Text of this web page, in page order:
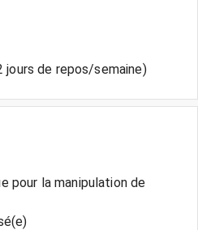
1 samedi sur 2 travaillé (2 jours de repos/semaine)
pour la manipulation de